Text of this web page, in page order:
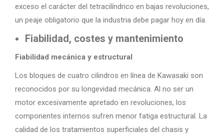
exceso el carácter del tetracilíndrico en bajas revoluciones,
un peaje obligatorio que la industria debe pagar hoy en día.
Fiabilidad, costes y mantenimiento
Fiabilidad mecánica y estructural
Los bloques de cuatro cilindros en línea de Kawasaki son
reconocidos por su longevidad mecánica. Al no ser un
motor excesivamente apretado en revoluciones, los
componentes internos sufren menor fatiga estructural. La
calidad de los tratamientos superficiales del chasis y